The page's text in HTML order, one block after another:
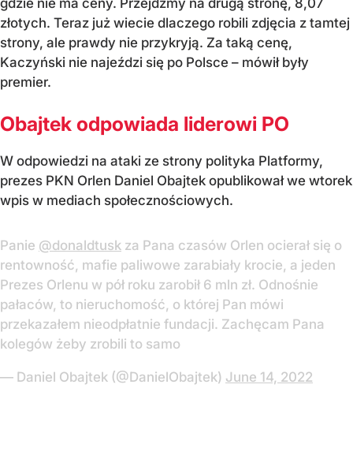
gdzie nie ma ceny. Przejdźmy na drugą stronę, 8,07
złotych. Teraz już wiecie dlaczego robili zdjęcia z tamtej
strony, ale prawdy nie przykryją. Za taką cenę,
Kaczyński nie najeździ się po Polsce – mówił były
premier.
Obajtek odpowiada liderowi PO
W odpowiedzi na ataki ze strony polityka Platformy,
prezes PKN Orlen Daniel Obajtek opublikował we wtorek
wpis w mediach społecznościowych.
Panie @donaldtusk za Pana czasów Orlen ocierał się o
rentowność, mafie paliwowe zarabiały krocie, a jeden
Prezes Orlenu w pół roku zarobił 6 mln zł. Odnośnie
pałaców, to nieruchomość, o której Pan mówi
przekazałem nieodpłatnie fundacji. Zachęcam Pana
kolegów żeby zrobili to samo
— Daniel Obajtek (@DanielObajtek) June 14, 2022